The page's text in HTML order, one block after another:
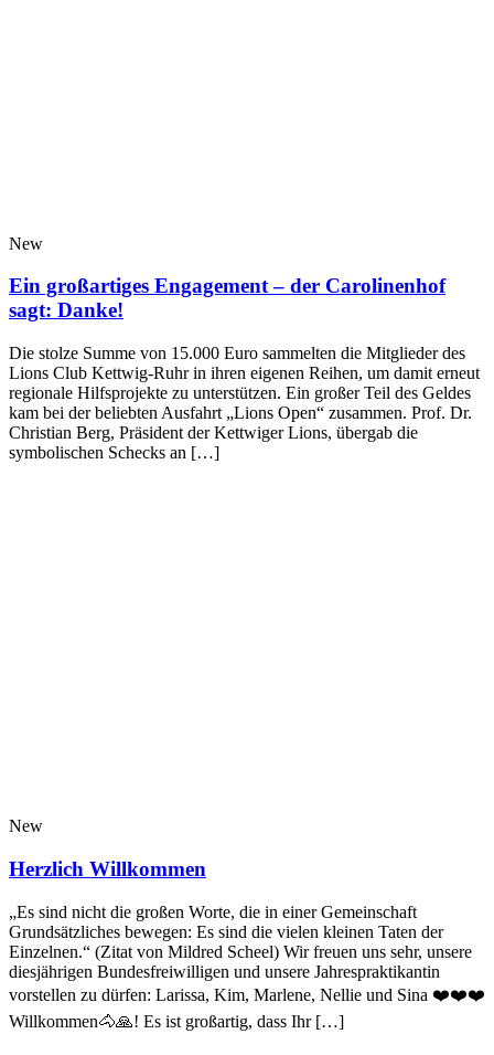
New
Ein großartiges Engagement – der Carolinenhof
sagt: Danke!
Die stolze Summe von 15.000 Euro sammelten die Mitglieder des
Lions Club Kettwig-Ruhr in ihren eigenen Reihen, um damit erneut
regionale Hilfsprojekte zu unterstützen. Ein großer Teil des Geldes
kam bei der beliebten Ausfahrt „Lions Open“ zusammen. Prof. Dr.
Christian Berg, Präsident der Kettwiger Lions, übergab die
symbolischen Schecks an […]
New
Herzlich Willkommen
„Es sind nicht die großen Worte, die in einer Gemeinschaft
Grundsätzliches bewegen: Es sind die vielen kleinen Taten der
Einzelnen.“ (Zitat von Mildred Scheel) Wir freuen uns sehr, unsere
diesjährigen Bundesfreiwilligen und unsere Jahrespraktikantin
vorstellen zu dürfen: Larissa, Kim, Marlene, Nellie und Sina ❤️❤️❤️
Willkommen🐴🙏! Es ist großartig, dass Ihr […]